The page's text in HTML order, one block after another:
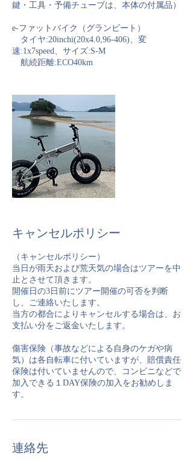
鍵・工具・予備チューブは、本体の付属品）
e-ファットバイク（グランビート）
タイヤ:20inchi(20x4.0,96-406)、変
速:1x7speed、サイズ:S-M
航続距離:ECO40km
キャンセルポリシー
（キャンセルポリシー）
当日が雨天および荒天気の場合はツアーを中
止とさせて頂きます。
開催日の3日前にツアー開催の可否を判断
し、ご連絡いたします。
当方の都合によりキャンセルする場合は、お
支払い分をご返金いたします。
傷害保険（事故などによる自身のケガや病
気）は各自転車に付いていますが、賠償責任
保険は付いていませんので、コンビニなどで
加入できる１DAY保険の加入をお勧めしま
す。
連絡先